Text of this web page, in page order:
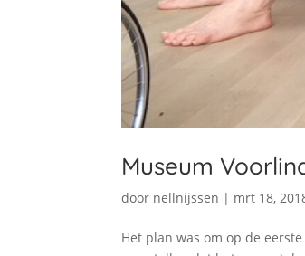
Museum
door nellnijssen | mrt 18,
Het plan was om op de